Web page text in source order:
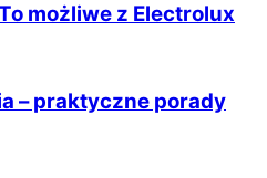
możliwe z Electrolux
– praktyczne porady